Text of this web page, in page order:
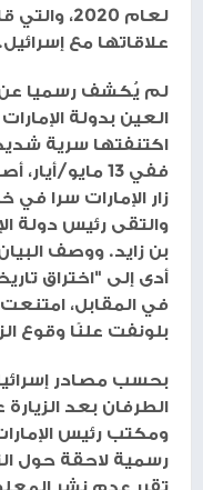
لعام
علاقاتها مع إسرائيل.
لم يُكشف رسميا عن
العين بدولة
اكتنفتها سرية
ففي 13 مايو/
زار الإمارات سرا
والتقى رئيس دولة
بن زايد. ووصف
أدى إلى "اختراق
في المقابل،
بلونفت علنًا وقوع
بحسب مصادر
الطرفان بعد
ومكتب رئيس
رسمية لاحقة حول